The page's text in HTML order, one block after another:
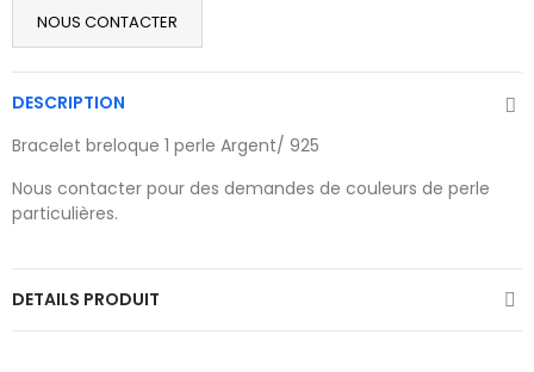
NOUS CONTACTER
DESCRIPTION
Bracelet breloque 1 perle Argent/ 925
Nous contacter pour des demandes de couleurs de perle
particulières.
DETAILS PRODUIT